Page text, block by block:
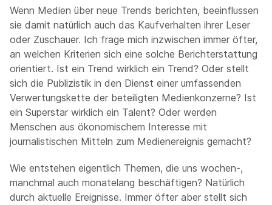
Wenn Medien über neue Trends berichten, beeinflussen
sie damit natürlich auch das Kaufverhalten ihrer Leser
oder Zuschauer. Ich frage mich inzwischen immer öfter,
an welchen Kriterien sich eine solche Berichterstattung
orientiert. Ist ein Trend wirklich ein Trend? Oder stellt
sich die Publizistik in den Dienst einer umfassenden
Verwertungskette der beteiligten Medienkonzerne? Ist
ein Superstar wirklich ein Talent? Oder werden
Menschen aus ökonomischem Interesse mit
journalistischen Mitteln zum Medienereignis gemacht?
Wie entstehen eigentlich Themen, die uns wochen-,
manchmal auch monatelang beschäftigen? Natürlich
durch aktuelle Ereignisse. Immer öfter aber stellt sich